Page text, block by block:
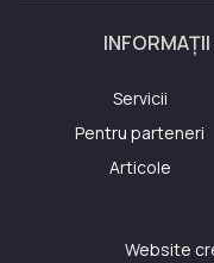
Servicii
Pentru parteneri
Articole
Website